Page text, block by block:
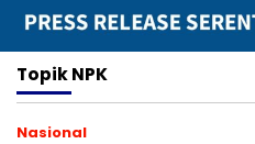
TopikNPK
Nasional